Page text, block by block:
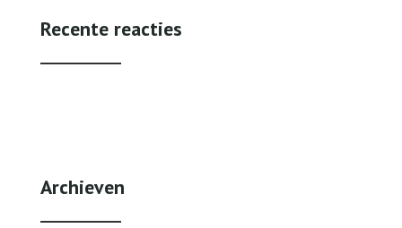
Recente reacties
Archieven